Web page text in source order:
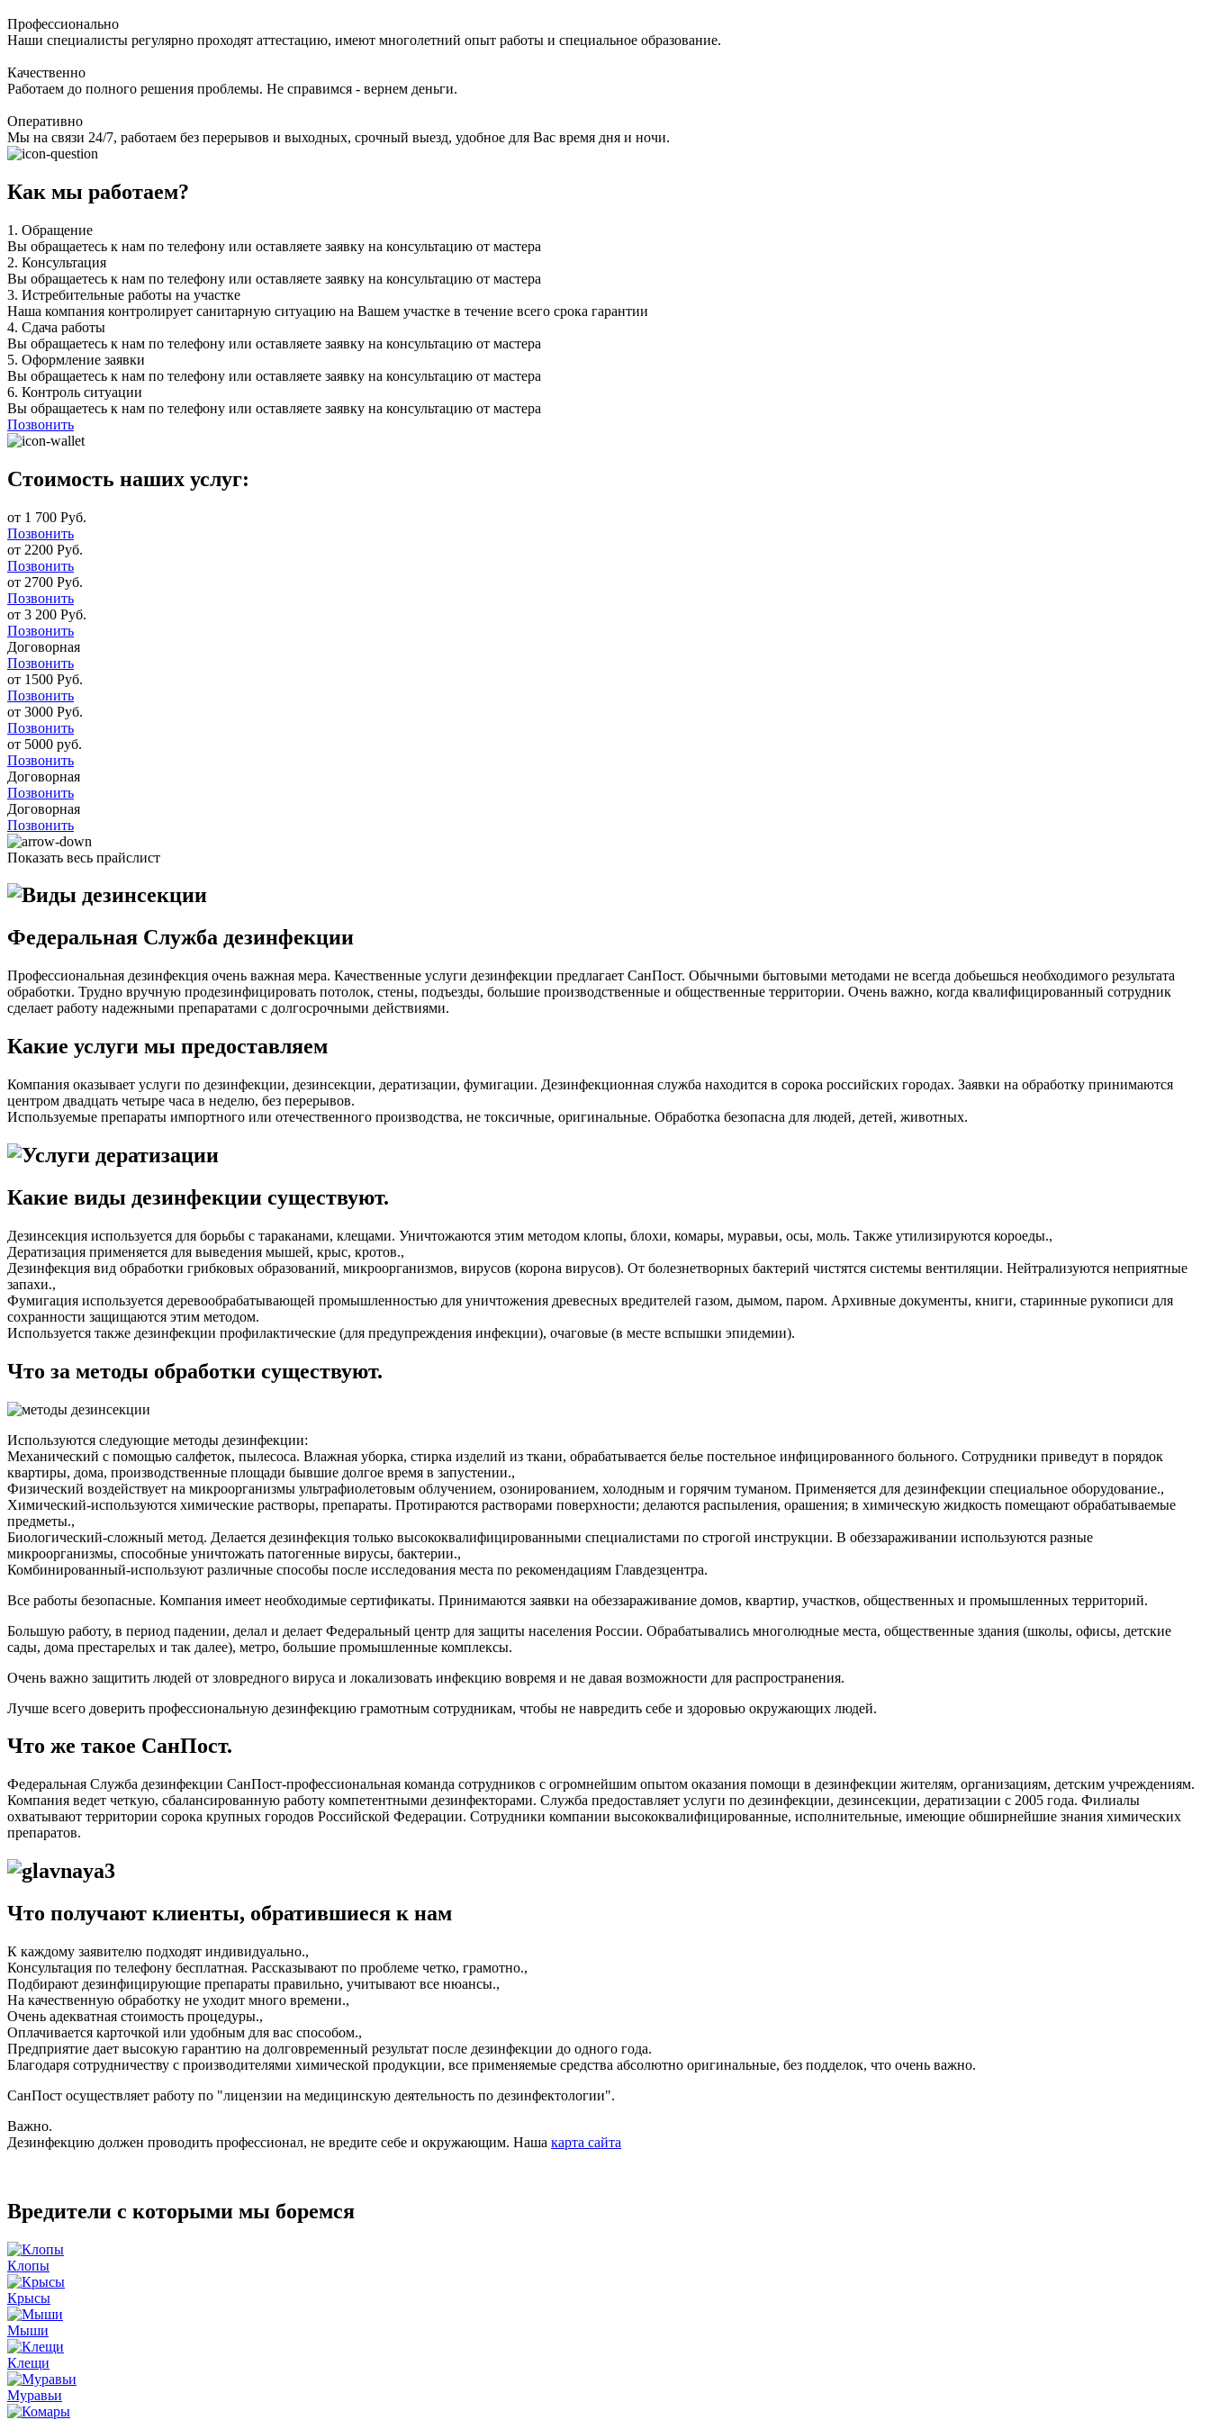
Профессионально
Наши специалисты регулярно проходят аттестацию, имеют многолетний опыт работы и специальное образование.
Качественно
Работаем до полного решения проблемы. Не справимся - вернем деньги.
Оперативно
Мы на связи 24/7, работаем без перерывов и выходных, срочный выезд, удобное для Вас время дня и ночи.
Как мы работаем?
1. Обращение
Вы обращаетесь к нам по телефону или оставляете заявку на консультацию от мастера
2. Консультация
Вы обращаетесь к нам по телефону или оставляете заявку на консультацию от мастера
3. Истребительные работы на участке
Наша компания контролирует санитарную ситуацию на Вашем участке в течение всего срока гарантии
4. Сдача работы
Вы обращаетесь к нам по телефону или оставляете заявку на консультацию от мастера
5. Оформление заявки
Вы обращаетесь к нам по телефону или оставляете заявку на консультацию от мастера
6. Контроль ситуации
Вы обращаетесь к нам по телефону или оставляете заявку на консультацию от мастера
Позвонить
Стоимость наших услуг:
от 1 700 Руб.
Позвонить
от 2200 Руб.
Позвонить
от 2700 Руб.
Позвонить
от 3 200 Руб.
Позвонить
Договорная
Позвонить
от 1500 Руб.
Позвонить
от 3000 Руб.
Позвонить
от 5000 руб.
Позвонить
Договорная
Позвонить
Договорная
Позвонить
Показать весь прайслист
Федеральная Служба дезинфекции
Профессиональная дезинфекция очень важная мера. Качественные услуги дезинфекции предлагает СанПост. Обычными бытовыми методами не всегда добьешься необходимого результата
обработки. Трудно вручную продезинфицировать потолок, стены, подъезды, большие производственные и общественные территории. Очень важно, когда квалифицированный сотрудник
сделает работу надежными препаратами с долгосрочными действиями.
Какие услуги мы предоставляем
Компания оказывает услуги по дезинфекции, дезинсекции, дератизации, фумигации. Дезинфекционная служба находится в сорока российских городах. Заявки на обработку принимаются
центром двадцать четыре часа в неделю, без перерывов.
Используемые препараты импортного или отечественного производства, не токсичные, оригинальные. Обработка безопасна для людей, детей, животных.
Какие виды дезинфекции существуют.
Дезинсекция используется для борьбы с тараканами, клещами. Уничтожаются этим методом клопы, блохи, комары, муравьи, осы, моль. Также утилизируются короеды.,
Дератизация применяется для выведения мышей, крыс, кротов.,
Дезинфекция вид обработки грибковых образований, микроорганизмов, вирусов (корона вирусов). От болезнетворных бактерий чистятся системы вентиляции. Нейтрализуются неприятные
запахи.,
Фумигация используется деревообрабатывающей промышленностью для уничтожения древесных вредителей газом, дымом, паром. Архивные документы, книги, старинные рукописи для
сохранности защищаются этим методом.
Используется также дезинфекции профилактические (для предупреждения инфекции), очаговые (в месте вспышки эпидемии).
Что за методы обработки существуют.
Используются следующие методы дезинфекции:
Механический с помощью салфеток, пылесоса. Влажная уборка, стирка изделий из ткани, обрабатывается белье постельное инфицированного больного. Сотрудники приведут в порядок
квартиры, дома, производственные площади бывшие долгое время в запустении.,
Физический воздействует на микроорганизмы ультрафиолетовым облучением, озонированием, холодным и горячим туманом. Применяется для дезинфекции специальное оборудование.,
Химический-используются химические растворы, препараты. Протираются растворами поверхности; делаются распыления, орашения; в химическую жидкость помещают обрабатываемые
предметы.,
Биологический-сложный метод. Делается дезинфекция только высококвалифицированными специалистами по строгой инструкции. В обеззараживании используются разные
микроорганизмы, способные уничтожать патогенные вирусы, бактерии.,
Комбинированный-используют различные способы после исследования места по рекомендациям Главдезцентра.
Все работы безопасные. Компания имеет необходимые сертификаты. Принимаются заявки на обеззараживание домов, квартир, участков, общественных и промышленных территорий.
Большую работу, в период падении, делал и делает Федеральный центр для защиты населения России. Обрабатывались многолюдные места, общественные здания (школы, офисы, детские
сады, дома престарелых и так далее), метро, большие промышленные комплексы.
Очень важно защитить людей от зловредного вируса и локализовать инфекцию вовремя и не давая возможности для распространения.
Лучше всего доверить профессиональную дезинфекцию грамотным сотрудникам, чтобы не навредить себе и здоровью окружающих людей.
Что же такое СанПост.
Федеральная Служба дезинфекции СанПост-профессиональная команда сотрудников с огромнейшим опытом оказания помощи в дезинфекции жителям, организациям, детским учреждениям.
Компания ведет четкую, сбалансированную работу компетентными дезинфекторами. Служба предоставляет услуги по дезинфекции, дезинсекции, дератизации с 2005 года. Филиалы
охватывают территории сорока крупных городов Российской Федерации. Сотрудники компании высококвалифицированные, исполнительные, имеющие обширнейшие знания химических
препаратов.
Что получают клиенты, обратившиеся к нам
К каждому заявителю подходят индивидуально.,
Консультация по телефону бесплатная. Рассказывают по проблеме четко, грамотно.,
Подбирают дезинфицирующие препараты правильно, учитывают все нюансы.,
На качественную обработку не уходит много времени.,
Очень адекватная стоимость процедуры.,
Оплачивается карточкой или удобным для вас способом.,
Предприятие дает высокую гарантию на долговременный результат после дезинфекции до одного года.
Благодаря сотрудничеству с производителями химической продукции, все применяемые средства абсолютно оригинальные, без подделок, что очень важно.
СанПост осуществляет работу по "лицензии на медицинскую деятельность по дезинфектологии".
Важно.
Дезинфекцию должен проводить профессионал, не вредите себе и окружающим. Наша карта сайта
Вредители с которыми мы боремся
Клопы
Крысы
Мыши
Клещи
Муравьи